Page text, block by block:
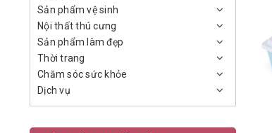
Sản phẩm vệ sinh
Nội thất thú cưng
Sản phẩm làm đẹp
Thời trang
Chăm sóc sức khỏe
Dịch vụ